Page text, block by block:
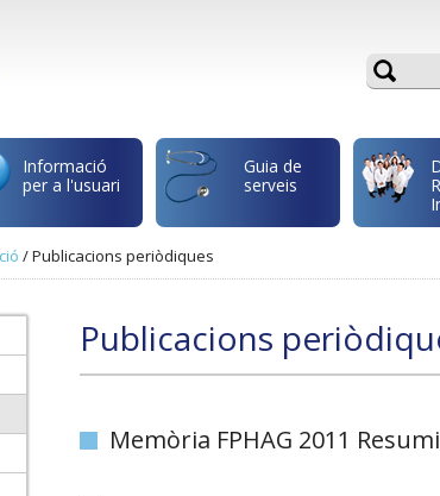
Informació
per a l'usuari
Guia de
serveis
/Publicacions periòdiques
Publicacions
Memòria FPHAG 2011